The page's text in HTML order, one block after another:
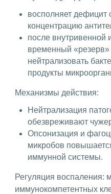
восполняет
концентрацию
после внутривенной
временный «резерв»
нейтрализовать
продукты
Механизмы действия:
Нейтрализация
обезвреживают
Опсонизация и
микробов
иммунной системы.
Регуляция воспаления:
иммунокомпетентных